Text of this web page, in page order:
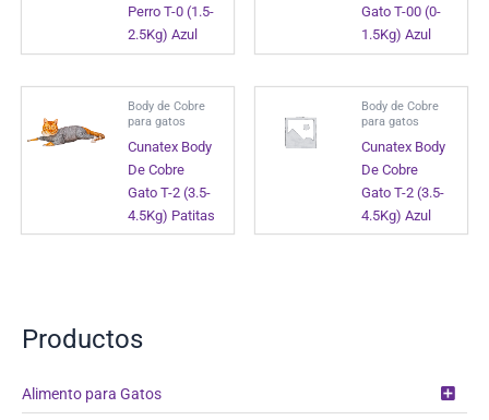
Productos
Alimento para Gatos
Perro T-0 (1.5-
2.5Kg) Azul
Gato T-00 (0-
1.5Kg) Azul
Body de Cobre
para gatos
Cunatex Body
De Cobre
Gato T-2 (3.5-
4.5Kg) Patitas
Body de Cobre
para gatos
Cunatex Body
De Cobre
Gato T-2 (3.5-
4.5Kg) Azul